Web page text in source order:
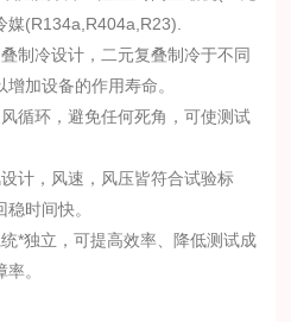
媒(R134a,R404a,R23).
制冷设计，二元复叠制冷于不同
增加设备的作用寿命。
循环，避免任何死角，可使测试
计，风速，风压皆符合试验标
时间快。
*独立，可提高效率、降低测试成
。